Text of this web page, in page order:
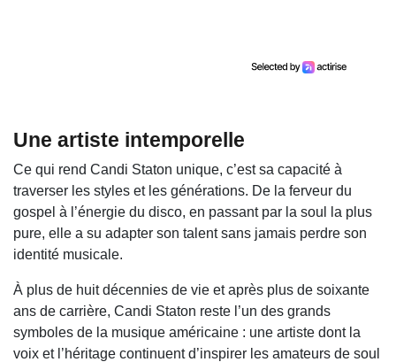
Une artiste intemporelle
Ce qui rend Candi Staton unique, c’est sa capacité à
traverser les styles et les générations. De la ferveur du
gospel à l’énergie du disco, en passant par la soul la plus
pure, elle a su adapter son talent sans jamais perdre son
identité musicale.
À plus de huit décennies de vie et après plus de soixante
ans de carrière, Candi Staton reste l’un des grands
symboles de la musique américaine : une artiste dont la
voix et l’héritage continuent d’inspirer les amateurs de soul